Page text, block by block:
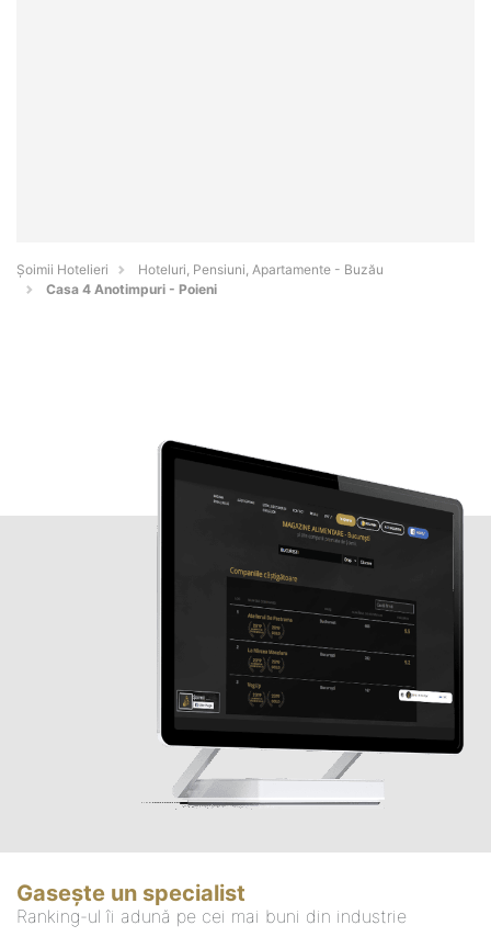
Șoimii Hotelieri
Hoteluri, Pensiuni, Apartamente - Buzău
Casa 4 Anotimpuri - Poieni
Gasește un specialist
Ranking-ul îi adună pe cei mai buni din industrie